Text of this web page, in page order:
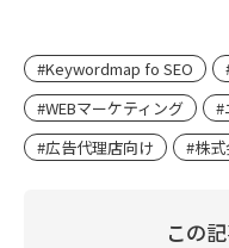
#Keywordmap fo SEO
#WEBマーケティング
#
#広告代理店向け
#株式
この